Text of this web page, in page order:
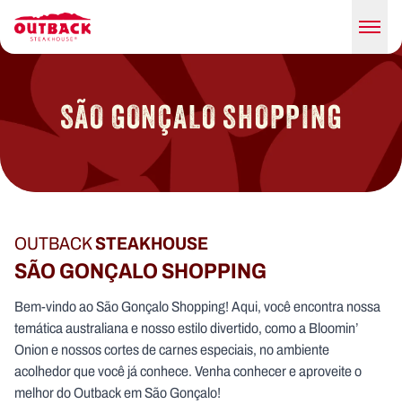
SÃO GONÇALO SHOPPING
OUTBACKSTEAKHOUSE
SÃO GONÇALO SHOPPING
Bem-vindo ao São Gonçalo Shopping! Aqui, você encontra nossa
temática australiana e nosso estilo divertido, como a Bloomin’
Onion e nossos cortes de carnes especiais, no ambiente
acolhedor que você já conhece. Venha conhecer e aproveite o
melhor do Outback em São Gonçalo!